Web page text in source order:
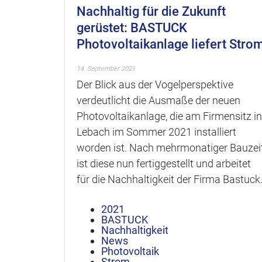
Nachhaltig für die Zukunft
gerüstet: BASTUCK
Photovoltaikanlage liefert
14. September 2021
Der Blick aus der Vogelperspektive
verdeutlicht die Ausmaße der neuen
Photovoltaikanlage, die am Firmensitz in
Lebach im Sommer 2021 installiert
worden ist. Nach mehrmonatiger
ist diese nun fertiggestellt und arbeitet
für die Nachhaltigkeit der Firma Bastuck.
2021
BASTUCK
Nachhaltigkeit
News
Photovoltaik